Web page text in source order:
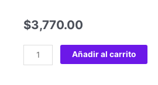
$3,770.00
Añadir al carrito